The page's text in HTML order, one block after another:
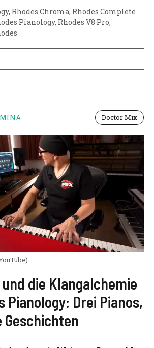
, Rhodes Chroma, Rhodes Complete
Pianology, Rhodes V8 Pro,
Doctor Mix
die Klangalchemie
Pianology: Drei Pianos,